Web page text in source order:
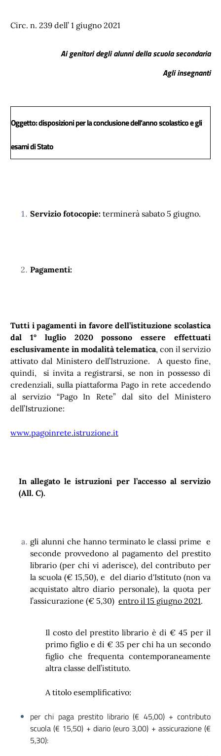
Circ. n. 239 dell’ 1 giugno 2021
Ai genitori degli alunni della scuola secondaria
Agli insegnanti
Oggetto: disposizioni per la conclusione dell’anno scolastico e gli
esami di Stato
Servizio fotocopie: terminerà sabato 5 giugno.
Pagamenti:
Tutti i pagamenti in favore dell’istituzione scolastica
dal 1° luglio 2020 possono essere effettuati
esclusivamente in modalità telematica, con il servizio
attivato dal Ministero dell’Istruzione. A questo fine,
quindi, si invita a registrarsi, se non in possesso di
credenziali, sulla piattaforma Pago in rete accedendo
al servizio “Pago In Rete” dal sito del Ministero
dell’Istruzione:
www.pagoinrete.istruzione.it
In allegato le istruzioni per l’accesso al servizio
(All. C).
gli alunni che hanno terminato le classi prime e
seconde provvedono al pagamento del prestito
librario (per chi vi aderisce), del contributo per
la scuola (€ 15,50), e del diario d'Istituto (non va
acquistato altro diario personale), la quota per
l’assicurazione (€ 5,30) entro il 15 giugno 2021.
Il costo del prestito librario è di € 45 per il
primo figlio e di € 35 per chi ha un secondo
figlio che frequenta contemporaneamente
altra classe dell’istituto.
A titolo esemplificativo:
per chi paga prestito librario (€ 45,00) + contributo
scuola (€ 15,50) + diario (euro 3,00) + assicurazione (€
5,30):